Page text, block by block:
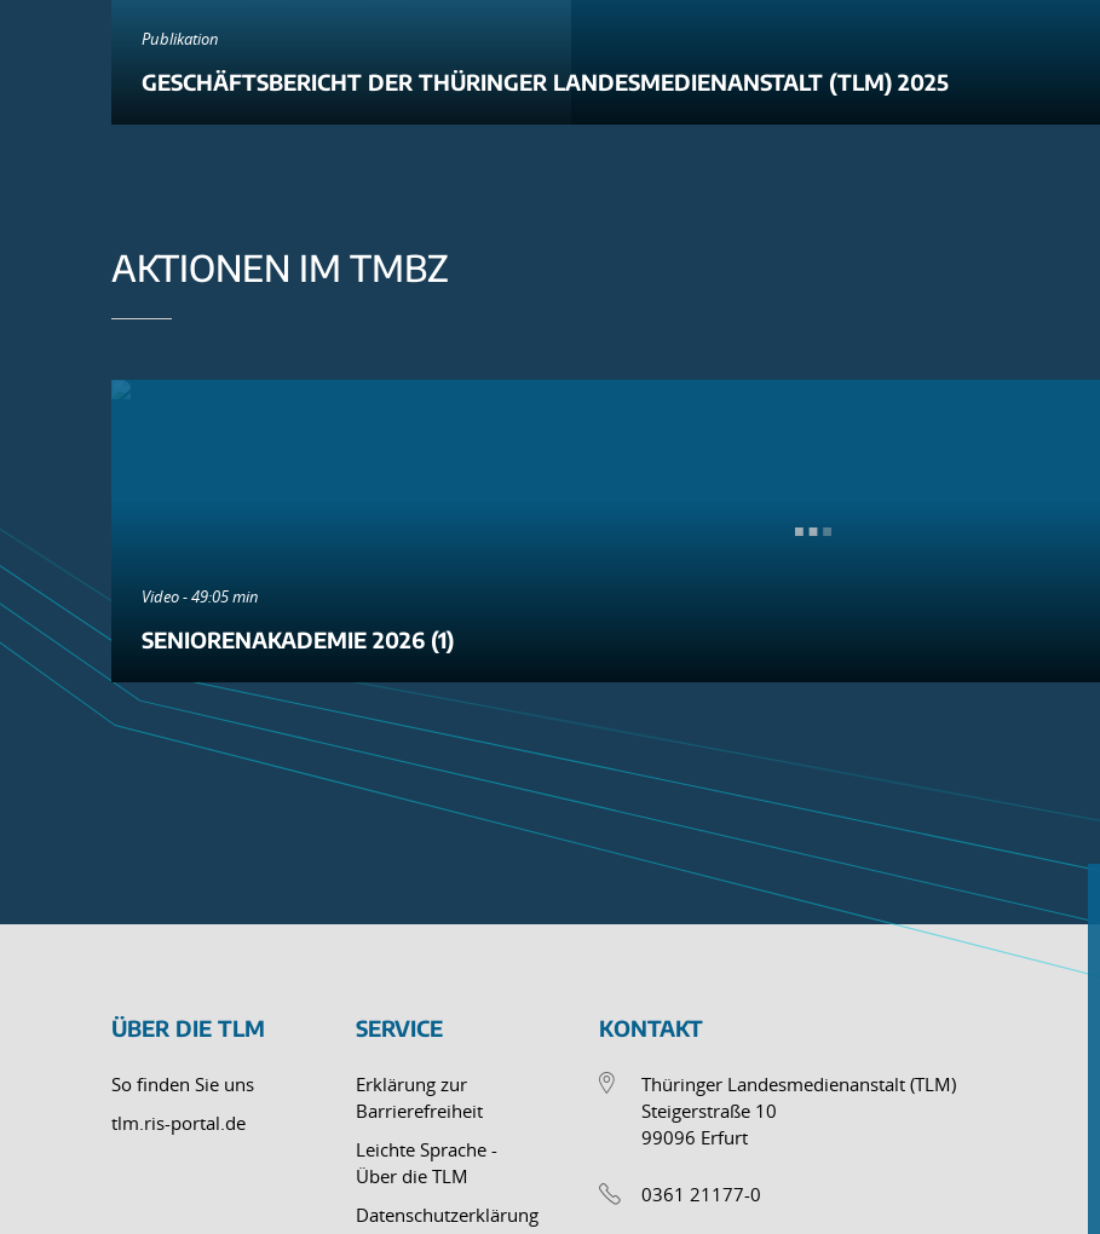
Publikation
GESCHÄFTSBERICHT DER THÜRINGER LANDESMEDIENANSTALT (TLM) 2025
AKTIONEN IM TMBZ
Video - 49:05 min
SENIORENAKADEMIE 2026 (1)
ÜBER DIE TLM
So finden Sie uns
tlm.ris-portal.de
SERVICE
Erklärung zur
Barrierefreiheit
Leichte Sprache -
Über die TLM
Datenschutzerklärung
KONTAKT
Thüringer Landesmedienanstalt (TLM)
Steigerstraße 10
99096 Erfurt
0361 21177-0